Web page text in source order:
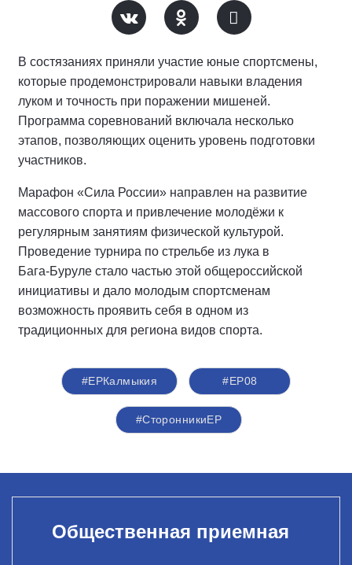
В состязаниях приняли участие юные спортсмены,
которые продемонстрировали навыки владения
луком и точность при поражении мишеней.
Программа соревнований включала несколько
этапов, позволяющих оценить уровень подготовки
участников.
Марафон «Сила России» направлен на развитие
массового спорта и привлечение молодёжи к
регулярным занятиям физической культурой.
Проведение турнира по стрельбе из лука в
Бага‑Буруле стало частью этой общероссийской
инициативы и дало молодым спортсменам
возможность проявить себя в одном из
традиционных для региона видов спорта.
#ЕРКалмыкия #ЕР08
#СторонникиЕР
Общественная приемная